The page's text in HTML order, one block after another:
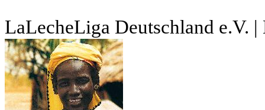
LaLecheLiga Deutschland e.V.